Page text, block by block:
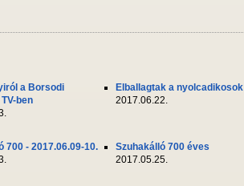
a Borsodi
ben
Elballagtak a nyolcadikosok
2017.06.22.
700 - 2017.06.09-10.
Szuhakálló 700 éves
2017.05.25.